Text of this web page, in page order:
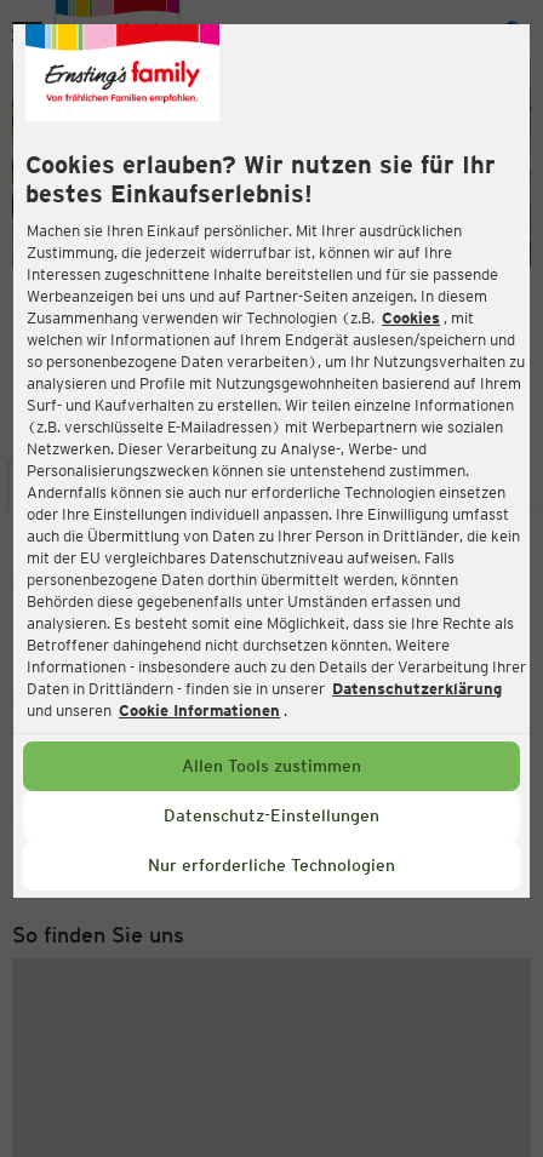
Cookies erlauben? Wir nutzen sie für Ihr
bestes Einkaufserlebnis!
Machen sie Ihren Einkauf persönlicher. Mit Ihrer ausdrücklichen
Zustimmung, die jederzeit widerrufbar ist, können wir auf Ihre
Interessen zugeschnittene Inhalte bereitstellen und für sie passende
Werbeanzeigen bei uns und auf Partner-Seiten anzeigen. In diesem
Zusammenhang verwenden wir Technologien (z.B. Cookies , mit
welchen wir Informationen auf Ihrem Endgerät auslesen/speichern und
so personenbezogene Daten verarbeiten), um Ihr Nutzungsverhalten zu
analysieren und Profile mit Nutzungsgewohnheiten basierend auf Ihrem
Surf- und Kaufverhalten zu erstellen. Wir teilen einzelne Informationen
(z.B. verschlüsselte E-Mailadressen) mit Werbepartnern wie sozialen
Netzwerken. Dieser Verarbeitung zu Analyse-, Werbe- und
Personalisierungszwecken können sie untenstehend zustimmen.
Andernfalls können sie auch nur erforderliche Technologien einsetzen
oder Ihre Einstellungen individuell anpassen. Ihre Einwilligung umfasst
auch die Übermittlung von Daten zu Ihrer Person in Drittländer, die kein
mit der EU vergleichbares Datenschutzniveau aufweisen. Falls
personenbezogene Daten dorthin übermittelt werden, könnten
Behörden diese gegebenenfalls unter Umständen erfassen und
analysieren. Es besteht somit eine Möglichkeit, dass sie Ihre Rechte als
Betroffener dahingehend nicht durchsetzen könnten. Weitere
Informationen - insbesondere auch zu den Details der Verarbeitung Ihrer
Daten in Drittländern - finden sie in unserer Datenschutzerklärung
und unseren Cookie Informationen .
Allen Tools zustimmen
Datenschutz-Einstellungen
Nur erforderliche Technologien
Menü
ERNSTING'S FAMILY FILIALE
Schwabenplatz 1
70563 Stuttgart
3,8
Bewertung:
STANDORT SERVICES SORTIMENT AKTIONEN
Ernsting's family
Schwabenplatz 1, 70563 Stuttgart
Aktuell:
Geöffnet
Service Hotline
Montag bis Freitag 8-18 Uhr
So finden Sie uns